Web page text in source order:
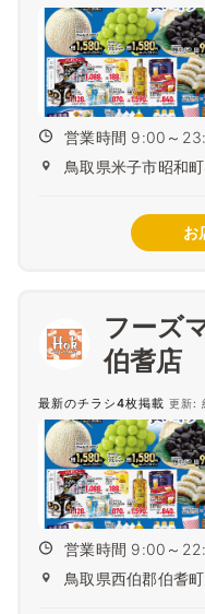
営業時間 9:00～
鳥取県米子市昭和
お
フーズ
伯耆店
最新のチラシ4枚掲載 更新:
営業時間 9:00～
鳥取県西伯郡伯耆